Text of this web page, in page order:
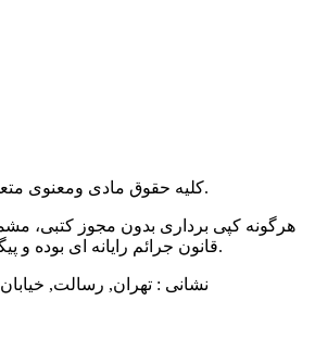
کلیه حقوق مادی ومعنوی متعلق به سی پنل می باشد.
قانون جرائم رایانه ای بوده و پیگرد قانونی خواهد داشت.
نشانی : تهران, رسالت, خیابان آیت,